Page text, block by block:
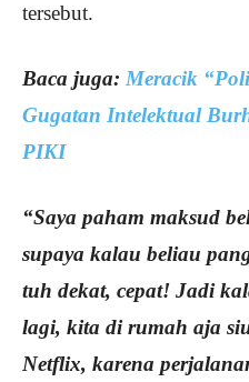
tersebut.
Baca juga: Meracik
Gugatan Intelektual
PIKI
“Saya paham maksud
supaya kalau beliau
tuh dekat, cepat! Jadi
lagi, kita di rumah aja
Netflix, karena